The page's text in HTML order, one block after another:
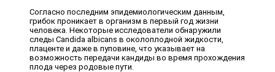
Согласно последним эпидемиологическим данным,
грибок проникает в организм в первый год жизни
человека. Некоторые исследователи обнаружили
следы Candida albicans в околоплодной жидкости,
плаценте и даже в пуповине, что указывает на
возможность передачи кандиды во время прохождения
плода через родовые пути.